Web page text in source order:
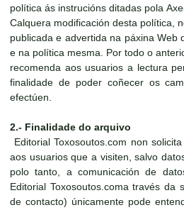
política ás instrucións ditadas pola
Calquera modificación desta política,
publicada e advertida na páxina Web
e na política mesma. Por todo o
recomenda aos usuarios a lectura
finalidade de poder coñecer os
efectúen.
2.- Finalidade do arquivo
Editorial Toxosoutos.com non
aos usuarios que a visiten, salvo
polo tanto, a comunicación de
Editorial Toxosoutos.coma través da
de contacto) únicamente pode